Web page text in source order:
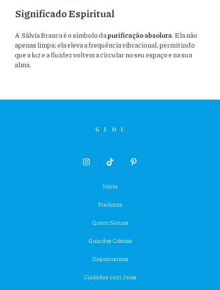
Significado Espiritual
A Sálvia Branca é o símbolo dapurificação absoluta. Ela não
apenas limpa; ela eleva a frequência vibracional, permitindo
que a luz e a fluidez voltem a circular no seu espaço e na sua
alma.
Início
Produtos
Quem Somos
Guia dos Cristais
Depoimentos
Cuidados com Joias